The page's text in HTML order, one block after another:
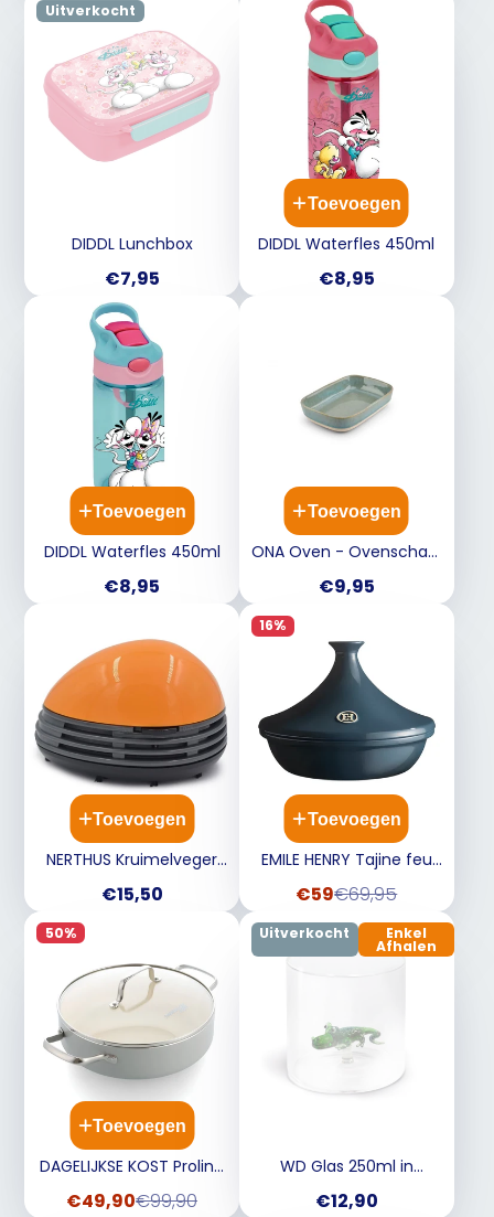
Uitverkocht
DIDDL Lunchbox
Prijs
€7,95
Toevoegen
DIDDL Waterfles 450ml
Prijs
€8,95
Toevoegen
DIDDL Waterfles 450ml
Prijs
€8,95
Toevoegen
ONA Oven - Ovenschaal
UC
Prijs
€9,95
Toevoegen
NERTHUS Kruimelveger
Prijs
€15,50
16%
Toevoegen
EMILE HENRY Tajine feu
limited edition 6-8
personen
Verkoopprijs
€59Normale
€69,95
50%
Toevoegen
DAGELIJKSE KOST Proline
deksel + stoominzet
Verkoopprijs
€49,90Normale
€99,90
Uitverkocht Enkel
Afhalen
WD Glas 250ml in
alligator deco
Prijs
€12,90